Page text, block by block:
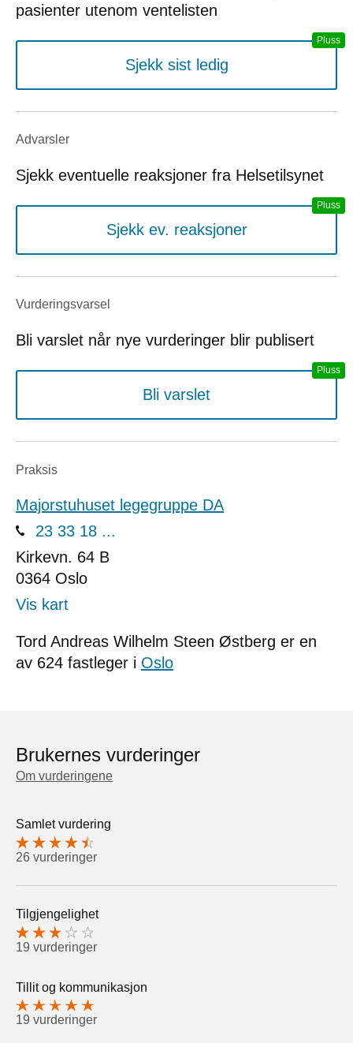
pasienter utenom ventelisten
Sjekk sist ledig
Advarsler
Sjekk eventuelle reaksjoner fra Helsetilsynet
Sjekk ev. reaksjoner
Vurderings­varsel
Bli varslet når nye vurderinger blir publisert
Bli varslet
Praksis
Majorstuhuset legegruppe DA
23 33 18 ...
Kirkevn. 64 B
0364 Oslo
Vis kart
Tord Andreas Wilhelm Steen Østberg er en
av 624 fastleger i Oslo
Brukernes vurderinger
Om vurderingene
Samlet vurdering
26 vurderinger
Tilgjengelighet
19 vurderinger
Tillit og kommunikasjon
19 vurderinger